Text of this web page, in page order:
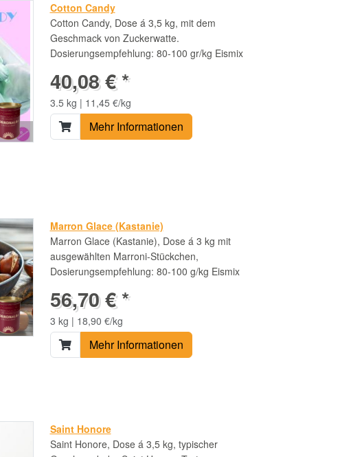
Cotton Candy
Cotton Candy, Dose á 3,5 kg, mit dem
Geschmack von Zuckerwatte.
Dosierungsempfehlung: 80-100 gr/kg Eismix
40,08 € *
3.5 kg | 11,45 €/kg
Mehr Informationen
Marron Glace (Kastanie)
Marron Glace (Kastanie), Dose á 3 kg mit
ausgewählten Marroni-Stückchen,
Dosierungsempfehlung: 80-100 g/kg Eismix
56,70 € *
3 kg | 18,90 €/kg
Mehr Informationen
Saint Honore
Saint Honore, Dose á 3,5 kg, typischer